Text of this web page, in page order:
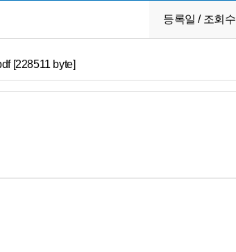
등록일 / 조회수
[228511 byte]